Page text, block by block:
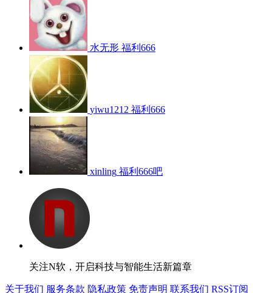
水无形 福利666
yiwu1212 福利666
xinling 福利666吧
关注N软，开启科技与智能生活新篇章
关于我们 服务条款 隐私政策 免责声明 联系我们 RSS订阅